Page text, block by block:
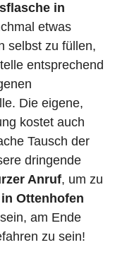
in
etwas
selbst zu füllen,
entsprechend
Die eigene,
kostet auch
Tausch der
dringende
Anruf, um zu
Ottenhofen
am Ende
zu sein!